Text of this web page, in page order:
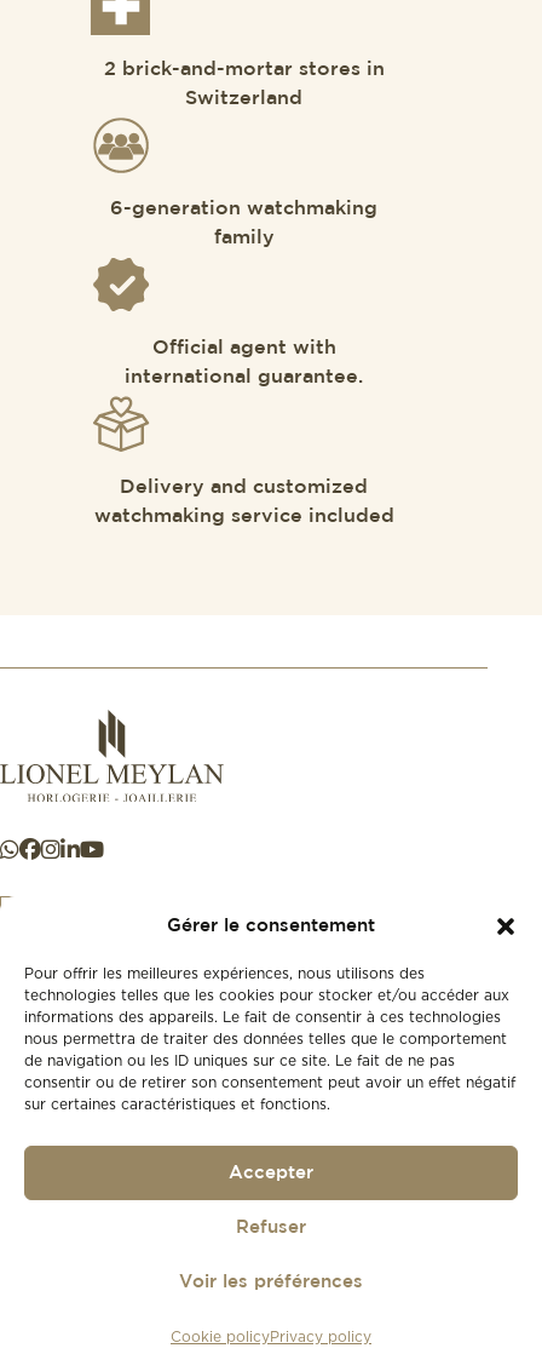
Gérer le consentement
Pour offrir les meilleures expériences, nous utilisons des
technologies telles que les cookies pour stocker et/ou accéder aux
informations des appareils. Le fait de consentir à ces technologies
nous permettra de traiter des données telles que le comportement
de navigation ou les ID uniques sur ce site. Le fait de ne pas
consentir ou de retirer son consentement peut avoir un effet négatif
sur certaines caractéristiques et fonctions.
Accepter
Refuser
Voir les préférences
Cookie policyPrivacy policy
2 brick-and-mortar stores in
Switzerland
6-generation watchmaking
family
Official agent with
international guarantee.
Delivery and customized
watchmaking service included
Store
New
Second-hand
Our history
+41 21 925 50 50
agence web troisdeuxun.ch